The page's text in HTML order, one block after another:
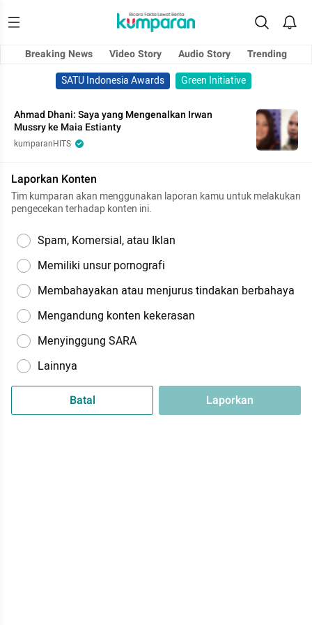
Breaking News Video Story Audio Story
Trending
SATU Indonesia Awards
Green Initiative
Ahmad Dhani: Saya yang Mengenalkan Irwan
Mussry ke Maia Estianty
kumparanHITS
Laporkan Konten
Tim kumparan akan menggunakan laporan kamu untuk melakukan
pengecekan terhadap konten ini.
Spam, Komersial, atau Iklan
Memiliki unsur pornografi
Membahayakan atau menjurus tindakan berbahaya
Mengandung konten kekerasan
Menyinggung SARA
Lainnya
Batal Laporkan